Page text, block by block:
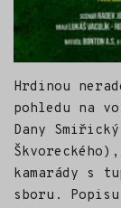
Hrdinou
pohledu na
Dany
kamarády s
sboru.